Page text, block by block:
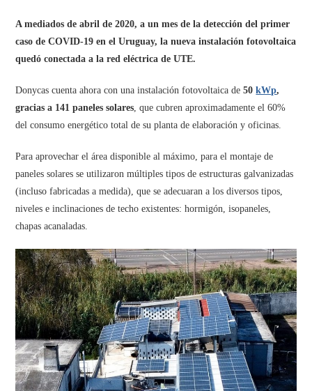
A mediados de abril de 2020, a un mes de la detección del primer
caso de COVID-19 en el Uruguay, la nueva instalación fotovoltaica
quedó conectada a la red eléctrica de UTE.
Donycas cuenta ahora con una instalación fotovoltaica de50kWp,
gracias a 141 paneles solares , que cubren aproximadamente el 60%
del consumo energético total de su planta de elaboración y oficinas.
Para aprovechar el área disponible al máximo, para el montaje de
paneles solares se utilizaron múltiples tipos de estructuras galvanizadas
(incluso fabricadas a medida), que se adecuaran a los diversos tipos,
niveles e inclinaciones de techo existentes: hormigón, isopaneles,
chapas acanaladas.